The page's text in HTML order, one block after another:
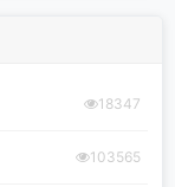
18347
103565